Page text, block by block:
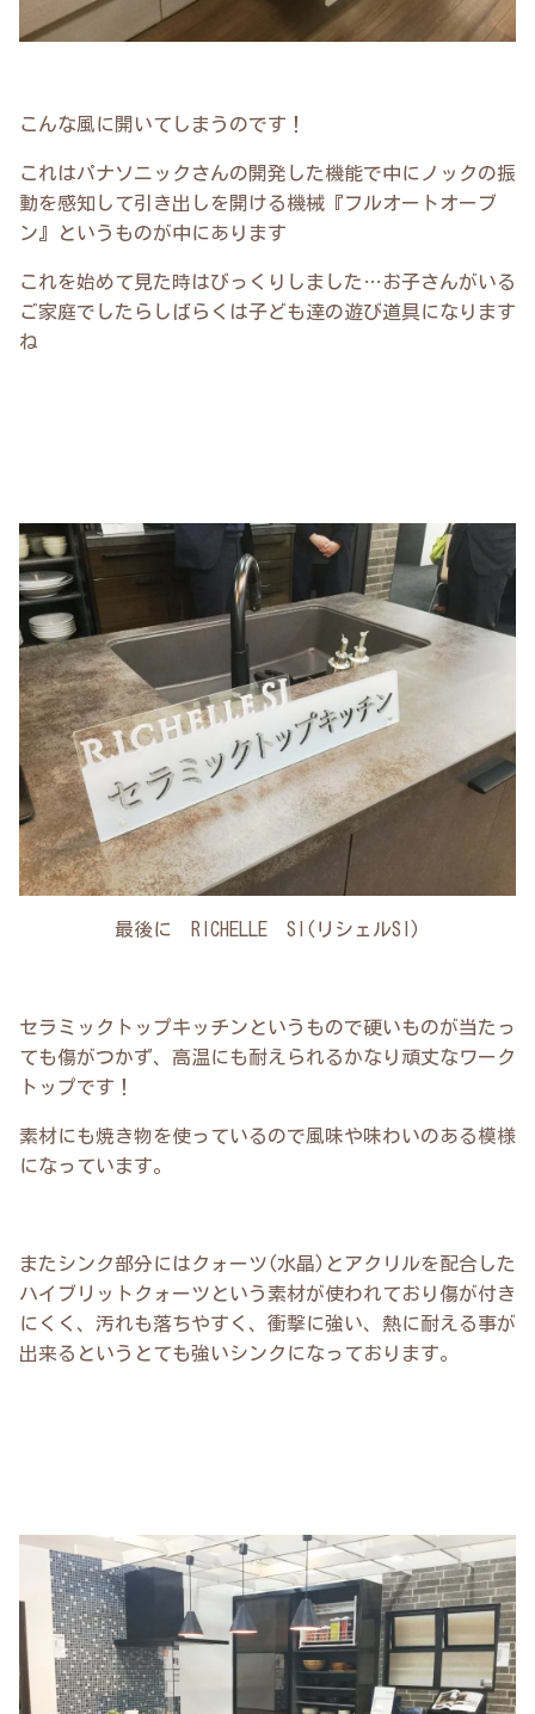
こんな風に開いてしまうのです！
これはパナソニックさんの開発した機能で中にノックの振
動を感知して引き出しを開ける機械『フルオートオーブ
ン』というものが中にあります
これを始めて見た時はびっくりしました…お子さんがいる
ご家庭でしたらしばらくは子ども達の遊び道具になります
ね
最後に RICHELLE SI(リシェルSI)
セラミックトップキッチンというもので硬いものが当たっ
ても傷がつかず、高温にも耐えられるかなり頑丈なワーク
トップです！
素材にも焼き物を使っているので風味や味わいのある模様
になっています。
またシンク部分にはクォーツ(水晶)とアクリルを配合した
ハイブリットクォーツという素材が使われており傷が付き
にくく、汚れも落ちやすく、衝撃に強い、熱に耐える事が
出来るというとても強いシンクになっております。